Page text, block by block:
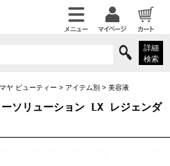
詳細
検索
ヤ ビューティー > アイテム別 > 美容液
ーソリューション LX レジェンダ